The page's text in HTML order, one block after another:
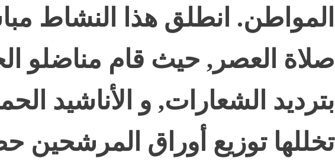
المواطن. انطلق هذا النشاط
صلاة العصر, حيث قام مناضلو
بترديد الشعارات, و الأناشيد
تخللها توزيع أوراق المرشحين